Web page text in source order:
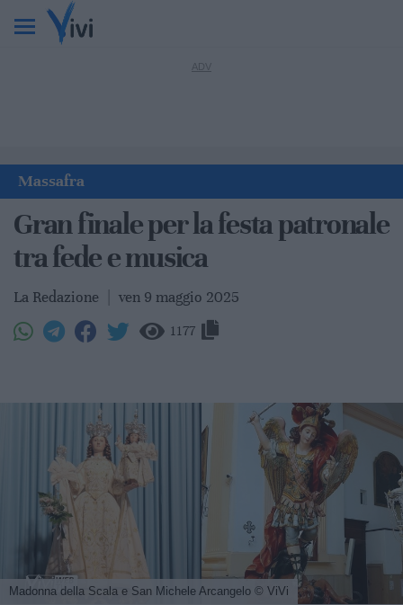
Massafra
Gran finale per la festa patronale
tra fede e musica
La Redazione ven 9 maggio 2025
1177
Madonna della Scala e San Michele Arcangelo © ViVi